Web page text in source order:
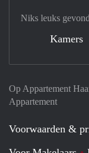
Op Appartement
Appartement
Voorwaarden &
Niks leuks
Kamers